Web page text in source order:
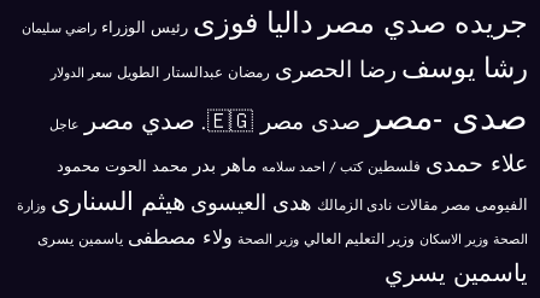
جريده صدي مصر داليا فوزى رئيس الوزراء راضي سليمان
رشا يوسف رضا الحصرى رمضان عبدالستار الطويل سعر الدولار
صدى -مصر صدى مصر 🇪🇬. صدي مصر عاجل
علاء حمدى فلسطين كتب / احمد سلامه ماهر بدر محمد الحوت محمود
الفيومى مصر مقالات نادى الزمالك هدى العيسوى هيثم السنارى وزارة
الصحة وزير الاسكان وزير التعليم العالي وزير الصحة ولاء مصطفى ياسمين يسرى
ياسمين يسري